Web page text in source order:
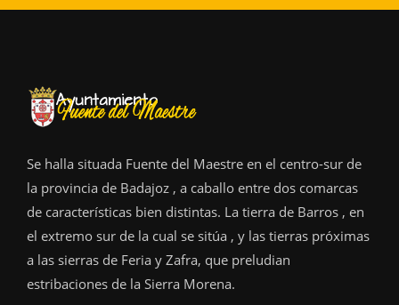
Se halla situada Fuente del Maestre en el centro-sur de
la provincia de Badajoz , a caballo entre dos comarcas
de características bien distintas. La tierra de Barros , en
el extremo sur de la cual se sitúa , y las tierras próximas
a las sierras de Feria y Zafra, que preludian
estribaciones de la Sierra Morena.